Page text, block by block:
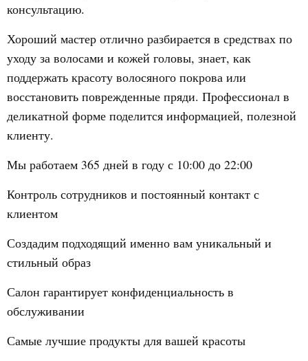
консультацию.
Хороший мастер отлично разбирается в средствах по
уходу за волосами и кожей головы, знает, как
поддержать красоту волосяного покрова или
восстановить поврежденные пряди. Профессионал в
деликатной форме поделится информацией, полезной
клиенту.
Мы работаем 365 дней в году с 10:00 до 22:00
Контроль сотрудников и постоянный контакт с
клиентом
Создадим подходящий именно вам уникальный и
стильный образ
Салон гарантирует конфиденциальность в
обслуживании
Самые лучшие продукты для вашей красоты